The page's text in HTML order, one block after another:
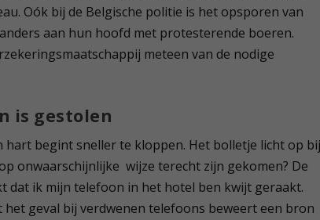
Oók bij de Belgische politie is het opsporen van
aan hun hoofd met protesterende boeren.
meteen van de nodige
is gestolen
hart begint sneller te kloppen. Het bolletje licht op
onwaarschijnlijke wijze terecht zijn gekomen? De
dat ik mijn telefoon in het hotel ben kwijt geraakt.
geval bij verdwenen telefoons beweert een bron